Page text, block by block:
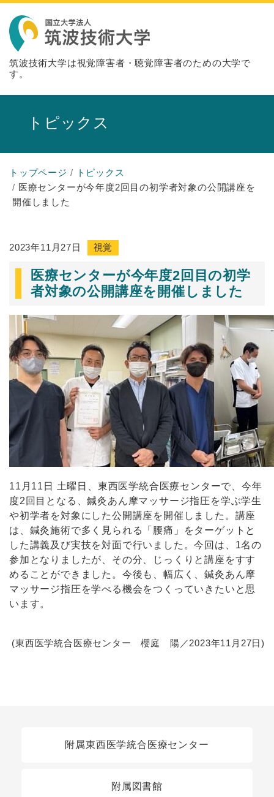
筑波技術大学は視覚障害者・聴覚障害者のための大学で
す。
トピックス
トップページ
トピックス
医療センターが今年度2回目の初学者対象の公開講座を
開催しました
2023年11月27日 視覚
医療センターが今年度2回目の初学
者対象の公開講座を開催しました
11 月 11 日 土曜日、東西医学統合医療センターで、今年
度2 回目となる、鍼灸あん摩マッサージ指圧を学ぶ学生
や初学者を対象にした公開講座を開催しました。講座
は、鍼灸施術で多く見られる「腰痛」をターゲットと
した講義及び実技を対面で行いました。今回は、 1名の
参加となりましたが、その分、じっくりと講座をすす
めることができました。今後も、幅広く、鍼灸あん摩
マッサージ指圧を学べる機会をつくっていきたいと思
います。
(東西医学統合医療センター 櫻庭 陽／2023年11月27日)
附属東西医学統合医療センター
附属図書館